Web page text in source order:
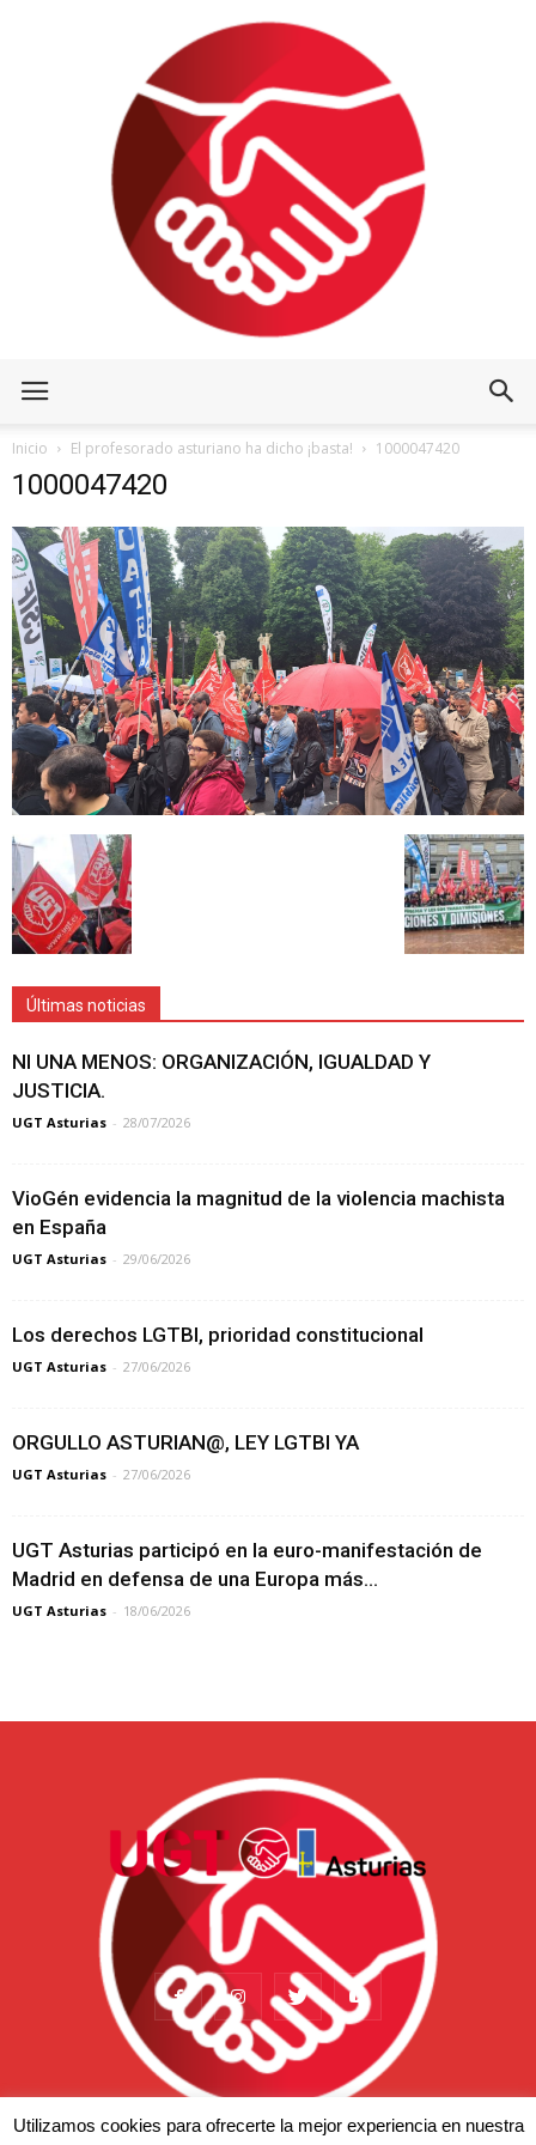
Inicio El profesorado asturiano ha dicho ¡basta! 1000047420
1000047420
Últimas noticias
NI UNA MENOS: ORGANIZACIÓN, IGUALDAD Y
JUSTICIA.
UGT Asturias - 28/07/2026
VioGén evidencia la magnitud de la violencia machista
en España
UGT Asturias - 29/06/2026
Los derechos LGTBI, prioridad constitucional
UGT Asturias - 27/06/2026
ORGULLO ASTURIAN@, LEY LGTBI YA
UGT Asturias - 27/06/2026
UGT Asturias participó en la euro-manifestación de
Madrid en defensa de una Europa más...
UGT Asturias - 18/06/2026
Utilizamos cookies para ofrecerte la mejor experiencia en nuestra